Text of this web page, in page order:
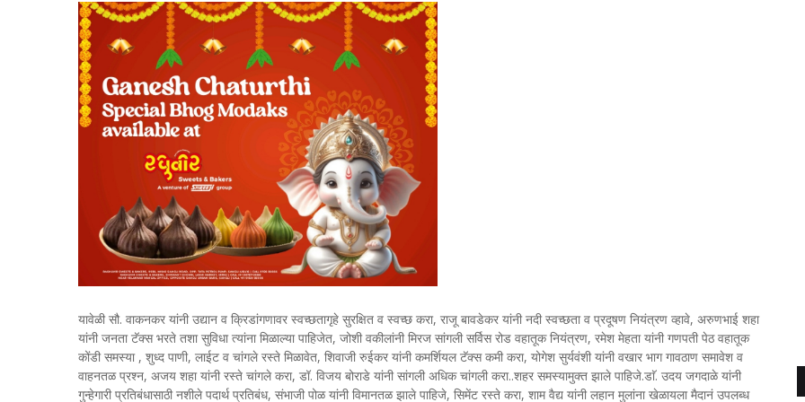
यावेळी सौ. वाकनकर यांनी उद्यान व क्रिडांगणावर स्वच्छतागृहे सुरक्षित व स्वच्छ करा, राजू बावडेकर यांनी नदी स्वच्छता व प्रदूषण नियंत्रण व्हावे, अरुणभाई शहा
यांनी जनता टॅक्स भरते तशा सुविधा त्यांना मिळाल्या पाहिजेत, जोशी वकीलांनी मिरज सांगली सर्विस रोड वहातूक नियंत्रण, रमेश मेहता यांनी गणपती पेठ वहातूक
कोंडी समस्या , शुध्द पाणी, लाईट व चांगले रस्ते मिळावेत, शिवाजी रुईकर यांनी कमर्शियल टॅक्स कमी करा, योगेश सुर्यवंशी यांनी वखार भाग गावठाण समावेश व
वाहनतळ प्रश्न, अजय शहा यांनी रस्ते चांगले करा, डॉ. विजय बोराडे यांनी सांगली अधिक चांगली करा..शहर समस्यामुक्त झाले पाहिजे.डाॅ. उदय जगदाळे यांनी
गुन्हेगारी प्रतिबंधासाठी नशीले पदार्थ प्रतिबंध, संभाजी पोळ यांनी विमानतळ झाले पाहिजे, सिमेंट रस्ते करा, शाम वैद्य यांनी लहान मुलांना खेळायला मैदानं उपलब्ध